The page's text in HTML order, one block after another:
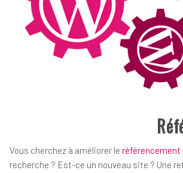
Vous cherchez à améliorer le référencement
recherche ? Est-ce un nouveau site ? Une